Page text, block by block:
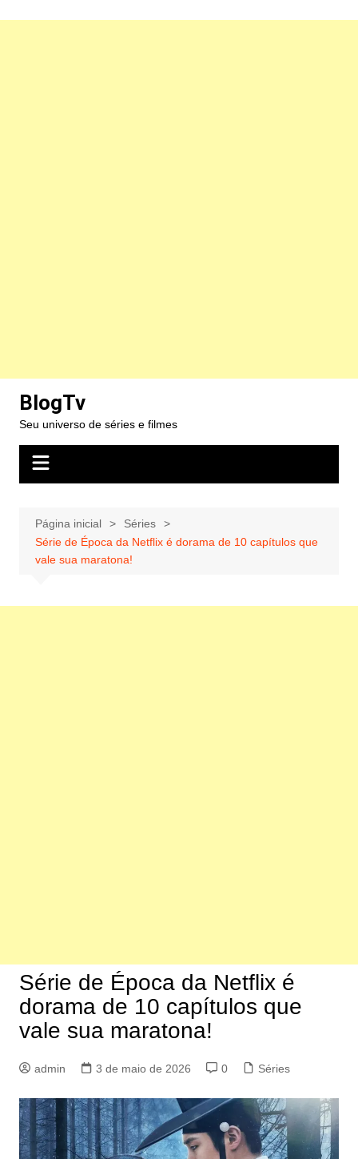
para
conteúdo
BlogTv
Seu universo de séries e filmes
Página inicial
Séries
Série de Época da Netflix é dorama de 10 capítulos que
vale sua maratona!
Série de Época da Netflix é
dorama de 10 capítulos que
vale sua maratona!
admin 3 de maio de 2026 0 Séries